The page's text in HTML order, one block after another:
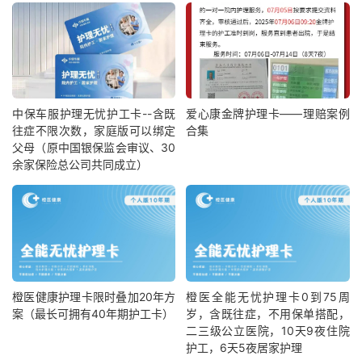
中保车服护理无忧护工卡--含既
往症不限次数，家庭版可以绑定
父母（原中国银保监会审议、30
余家保险总公司共同成立）
爱心康金牌护理卡——理赔案例
合集
橙医健康护理卡限时叠加20年方
案（最长可拥有40年期护工卡）
橙医全能无忧护理卡0到75周
岁，含既往症，不用保单搭配，
二三级公立医院，10天9夜住院
护工，6天5夜居家护理